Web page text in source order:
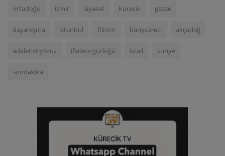
ortadoğu izmir Siyaset Kurecik gazze
dayanışma istanbul filistin barışsüreci akçadağ
adaletistiyoruz ifadeözgürlüğü israil suriye
sondakika